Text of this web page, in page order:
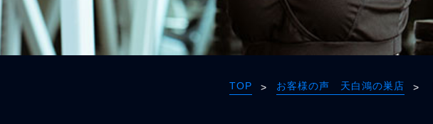
TOP > お客様の声 天白鴻の巣店 >